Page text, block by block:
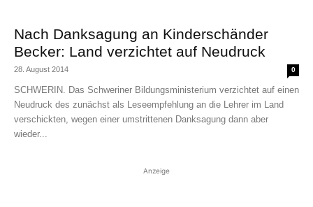
Nach Danksagung an Kinderschänder
Becker: Land verzichtet auf Neudruck
28. August 2014 0
SCHWERIN. Das Schweriner Bildungsministerium verzichtet auf einen
Neudruck des zunächst als Leseempfehlung an die Lehrer im Land
verschickten, wegen einer umstrittenen Danksagung dann aber
wieder...
Anzeige